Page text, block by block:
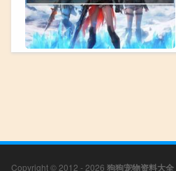
Copyright © 2012 - 2026 狗狗宠物资料大全